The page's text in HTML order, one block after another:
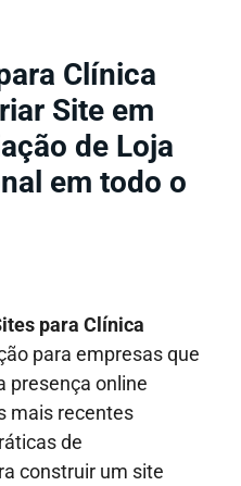
Clínica
Site em
de Loja
em todo o
para Clínica
para empresas que
presença online
mais recentes
de
construir um site